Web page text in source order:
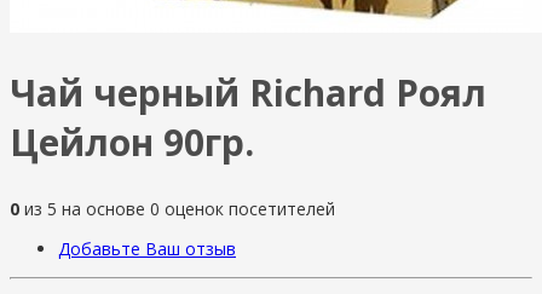
Чай черный Richard Роял
Цейлон 90гр.
0 из 5 на основе 0 оценок посетителей
Добавьте Ваш отзыв